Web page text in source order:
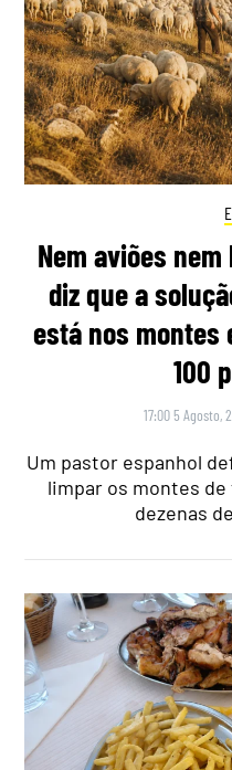
Nem aviões
diz que a
está nos montes
100
17:00 5 Agosto,
Um pastor espanhol
limpar os montes
dezenas